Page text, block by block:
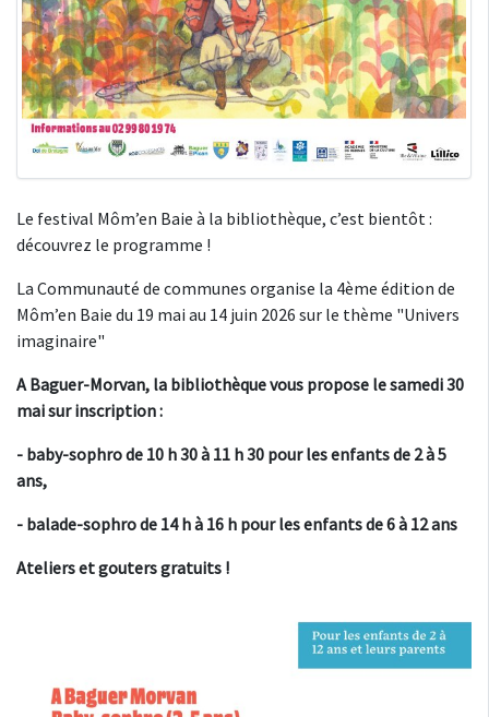
Le festival Môm’en Baie à la bibliothèque, c’est bientôt :
découvrez le programme !
La Communauté de communes organise la 4ème édition de
Môm’en Baie du 19 mai au 14 juin 2026 sur le thème "Univers
imaginaire"
A Baguer-Morvan, la bibliothèque vous propose le samedi 30
maisur inscription :
- baby-sophro de 10 h 30 à 11 h 30 pour les enfants de 2 à 5
ans,
- balade-sophro de 14 h à 16 h pour les enfants de 6 à 12 ans
Ateliers et gouters gratuits !